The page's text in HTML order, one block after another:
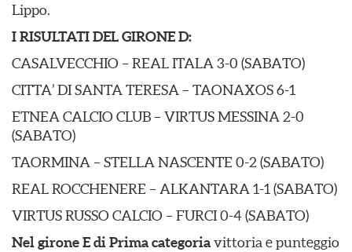
Lippo.
I RISULTATI DEL GIRONE D:
CASALVECCHIO – REAL ITALA 3-0 (SABATO)
CITTA’ DI SANTA TERESA – TAONAXOS 6-1
ETNEA CALCIO CLUB – VIRTUS MESSINA 2-0
(SABATO)
TAORMINA – STELLA NASCENTE 0-2 (SABATO)
REAL ROCCHENERE – ALKANTARA 1-1 (SABATO)
VIRTUS RUSSO CALCIO – FURCI 0-4 (SABATO)
Nel girone E di Prima categoriavittoria e punteggio